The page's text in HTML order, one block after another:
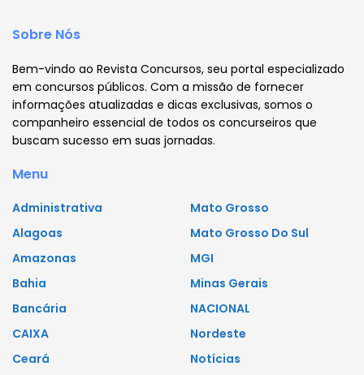
Sobre Nós
Bem-vindo ao Revista Concursos, seu portal especializado
em concursos públicos. Com a missão de fornecer
informações atualizadas e dicas exclusivas, somos o
companheiro essencial de todos os concurseiros que
buscam sucesso em suas jornadas.
Menu
Administrativa
Alagoas
Amazonas
Bahia
Bancária
CAIXA
Ceará
Mato Grosso
Mato Grosso Do Sul
MGI
Minas Gerais
NACIONAL
Nordeste
Notícias